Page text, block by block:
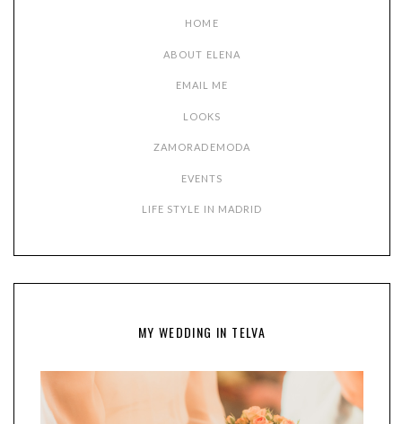
HOME
ABOUT ELENA
EMAIL ME
LOOKS
ZAMORADEMODA
EVENTS
LIFE STYLE IN MADRID
MY WEDDING IN TELVA